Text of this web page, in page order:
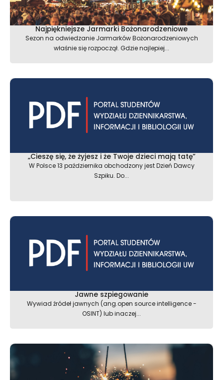
Najpiękniejsze Jarmarki Bożonarodzeniowe
Sezon na odwiedzanie Jarmarków Bożonarodzeniowych
właśnie się rozpoczął. Gdzie najlepiej...
„Cieszę się, że żyjesz i że Twoje dzieci mają tatę”
W Polsce 13 października obchodzony jest Dzień Dawcy
Szpiku. Do...
Jawne szpiegowanie
Wywiad źródeł jawnych (ang.open source intelligence -
OSINT) lub inaczej...